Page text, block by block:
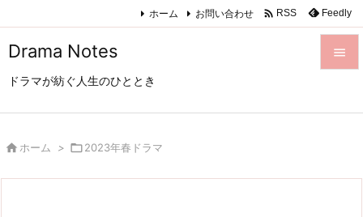
Drama Notes
ドラマが紡ぐ人生のひととき

ホーム お問い合わせ  RSS Feedly
 ホーム > 2023年春ドラマ